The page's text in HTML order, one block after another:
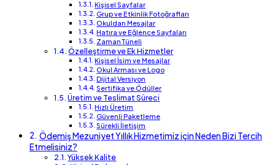
Kişisel Sayfalar
Grup ve Etkinlik Fotoğrafları
Okuldan Mesajlar
Hatıra ve Eğlence Sayfaları
Zaman Tüneli
Özelleştirme ve Ek Hizmetler
Kişisel İsim ve Mesajlar
Okul Arması ve Logo
Dijital Versiyon
Sertifika ve Ödüller
Üretim ve Teslimat Süreci
Hızlı Üretim
Güvenli Paketleme
Sürekli İletişim
Ödemiş Mezuniyet Yıllık Hizmetimiz için Neden Bizi Tercih
Etmelisiniz?
Yüksek Kalite